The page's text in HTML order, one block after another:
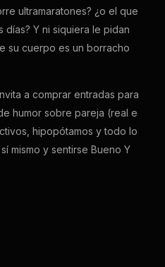
ultramaratones? ¿o el que
Y ni siquiera le pidan
su cuerpo es un borracho
a comprar entradas para
humor sobre pareja (real e
hipopótamos y todo lo
mismo y sentirse Bueno Y